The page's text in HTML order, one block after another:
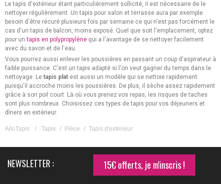
Le tapis d'extérieur étant particulièrement sollicité, il est nécessaire de le
nettoyer régulièrement. Un tapis pour salon et terrasse aura par exemple
besoin d'être récuré plusieurs fois par semaine ce qui n'est pas forcément le
cas d'un tapis de balcon, moins exposé. Quel que soit l'emplacement, optez
pour untapis en polypropylène qui a l'avantage de se nettoyer facilement
avec du savon et de l'eau.
Vous pourrez aussi enlever les poussières en passant un coup d'aspirateur à
faible puissance. C'est un tapis adapté si l'on veut gagner du temps dans le
nettoyage. Le tapis plat est aussi un modèle qui se nettoie rapidement
puisqu'il accroche moins les poussières. De plus, il sèche assez rapidement
grâce à son poil court. Là où vous prenez vos repas, les risques de taches
sont plus nombreux. Choisissez ces types de tapis pour vos déjeuners et
dîners en extérieur.
AlloTapis / Tapis / Pièce / Tapis d'extérieur
NEWSLETTER : 15€ offerts, je m'inscris !